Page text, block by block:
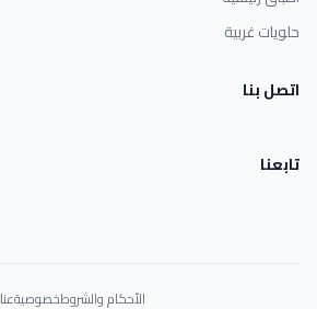
حلويات غربية
اتصل بنا
تابعنا
الأحكام والشروطخصوصيةعنا